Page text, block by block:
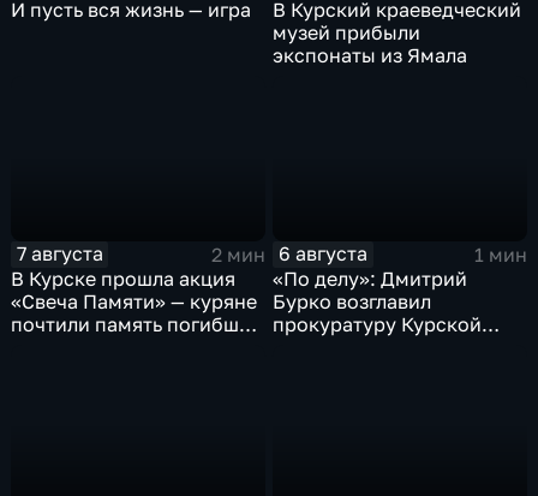
И пусть вся жизнь — игра
В Курский краеведческий
музей прибыли
экспонаты из Ямала
7 августа
2 мин
В Курске прошла акция
«Свеча Памяти» — куряне
почтили память погибших
6 августа
1 мин
«По делу»: Дмитрий
Бурко возглавил
прокуратуру Курской